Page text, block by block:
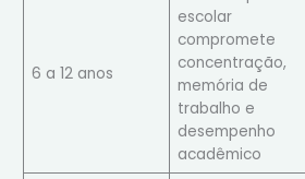
6 a 12 anos
escolar
compromete
concentração,
memória de
trabalho e
desempenho
acadêmico